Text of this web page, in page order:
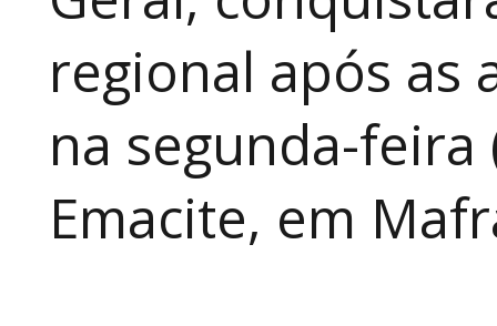
regional após as
na segunda-feira
Emacite, em